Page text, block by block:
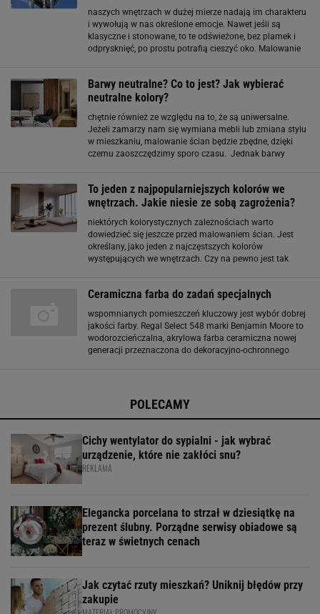
naszych wnętrzach w dużej mierze nadają im charakteru
i wywołują w nas określone emocje. Nawet jeśli są
klasyczne i stonowane, to te odświeżone, bez plamek i
odprysknięć, po prostu potrafią cieszyć oko. Malowanie
Barwy neutralne? Co to jest? Jak wybierać
neutralne kolory?
chętnie również ze względu na to, że są uniwersalne.
Jeżeli zamarzy nam się wymiana mebli lub zmiana stylu
w mieszkaniu, malowanie ścian będzie zbędne, dzięki
czemu zaoszczędzimy sporo czasu. Jednak barwy
To jeden z najpopularniejszych kolorów we
wnętrzach. Jakie niesie ze sobą zagrożenia?
niektórych kolorystycznych zależnościach warto
dowiedzieć się jeszcze przed malowaniem ścian. Jest
określany, jako jeden z najczęstszych kolorów
występujących we wnętrzach. Czy na pewno jest tak
nowy
Ceramiczna farba do zadań specjalnych
wspomnianych pomieszczeń kluczowy jest wybór dobrej
jakości farby. Regal Select 548 marki Benjamin Moore to
wodorozcieńczalna, akrylowa farba ceramiczna nowej
generacji przeznaczona do dekoracyjno-ochronnego
POLECAMY
Cichy wentylator do sypialni - jak wybrać
urządzenie, które nie zakłóci snu?
REKLAMA
Elegancka porcelana to strzał w dziesiątkę na
prezent ślubny. Porządne serwisy obiadowe są
teraz w świetnych cenach
Jak czytać rzuty mieszkań? Uniknij błędów przy
zakupie